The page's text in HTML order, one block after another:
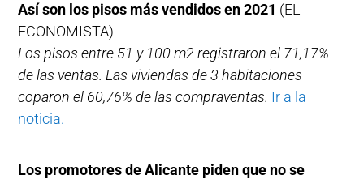
Así son los pisos más vendidos en 2021 (EL
ECONOMISTA)
Los pisos entre 51 y 100 m2 registraron el 71,17%
de las ventas. Las viviendas de 3 habitaciones
coparon el 60,76% de las compraventas. Ir a la
noticia.
Los promotores de Alicante piden que no se